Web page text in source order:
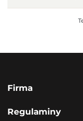
Firma
Regulaminy